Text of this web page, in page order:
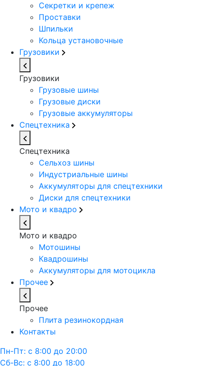
Секретки и крепеж
Проставки
Шпильки
Кольца установочные
Грузовики
Грузовики
Грузовые шины
Грузовые диски
Грузовые аккумуляторы
Спецтехника
Спецтехника
Сельхоз шины
Индустриальные шины
Аккумуляторы для спецтехники
Диски для спецтехники
Мото и квадро
Мото и квадро
Мотошины
Квадрошины
Аккумуляторы для мотоцикла
Прочее
Прочее
Плита резинокордная
Контакты
Пн-Пт: с 8:00 до 20:00
Сб-Вс: с 8:00 до 18:00